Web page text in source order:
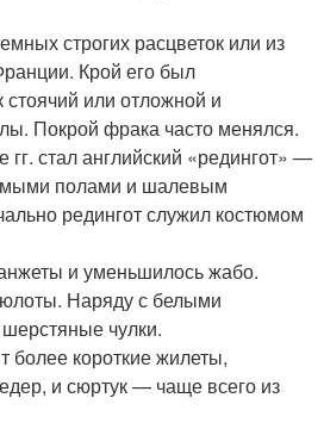
строгих расцветок или из
Крой его был
или отложной и
Покрой фрака часто менялся.
стал английский «редингот» —
полами и шалевым
редингот служил костюмом
и уменьшилось жабо.
Наряду с белыми
чулки.
более короткие жилеты,
и сюртук — чаще всего из